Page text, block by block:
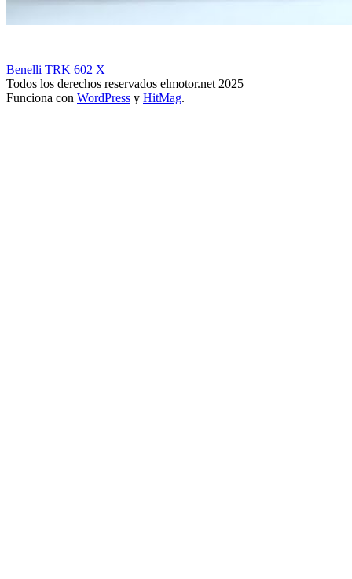
Benelli TRK 602 X
Todos los derechos reservados elmotor.net 2025
Funciona con WordPress y HitMag.